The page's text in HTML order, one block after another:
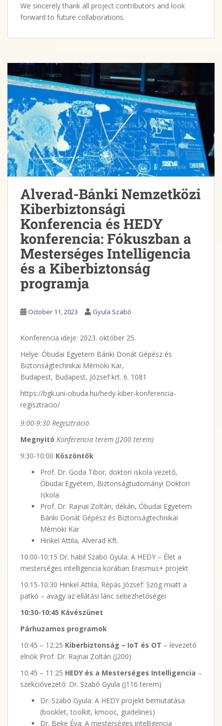
We sincerely thank all project contributors and look
forward to future collaborations.
Alverad-Bánki Nemzetközi
Kiberbiztonsági
Konferencia és HEDY
konferencia: Fókuszban a
Mesterséges Intelligencia
és a Kiberbiztonság
programja
October 11, 2023 Gyula Szabó
Konferencia ideje: 2023. október 25.
Helye: Óbudai Egyetem Bánki Donát Gépész és
Biztonságtechnikai Mérnöki Kar,
Budapest, Budapest, József krt. 6. 1081
https://bgk.uni-obuda.hu/hedy-kiber-konferencia-
regisztracio/
9:00-9:30 Regisztráció
Megnyitó Konferencia terem (J200 terem)
9:30-10:00 Köszöntők
Prof. Dr. Goda Tibor, doktori iskola vezető,
Óbudai Egyetem, Biztonságtudományi Doktori
Iskola
Prof. Dr. Rajnai Zoltán, dékán, Óbudai Egyetem
Bánki Donát Gépész és Biztonságtechnikai
Mérnöki Kar
Hinkel Attila, Alverad Kft.
10:00-10:15 Dr. habil Szabó Gyula: A HEDY – Élet a
mesterséges intelligencia korában Erasmus+ projekt
10:15-10:30 Hinkel Attila, Répás József: Szög miatt a
patkó – avagy az ellátási lánc sebezhetőségei
10:30-10:45 Kávészünet
Párhuzamos programok
10:45 – 12:25 Kiberbiztonság – IoT és OT – levezető
elnök Prof. Dr. Rajnai Zoltán (J200)
10:45 – 11:25 HEDY és a Mesterséges Intelligencia –
szekcióvezető: Dr. Szabó Gyula (J116 terem)
Dr. Szabó Gyula: A HEDY projekt bemutatása
(booklet, toolkit, kmooc, guidelines)
Dr. Beke Éva: A mesterséges intelligencia